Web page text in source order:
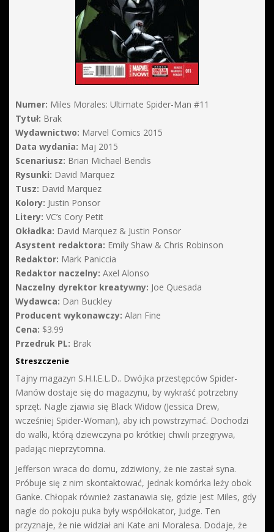
Numer: Miles Morales: Ultimate Spider-Man #11
Tytuł: Brak
Wydawnictwo: Marvel Comics 2015
Data wydania: Maj 2015
Scenariusz: Brian Michael Bendis
Rysunki: David Marquez
Tusz: David Marquez
Kolory: Justin Ponsor
Litery: VC’s Cory Petit
Okładka: David Marquez & Justin Ponsor
Asystent redaktora: Emily Shaw & Chris Robinson
Redaktor: Mark Paniccia
Redaktor naczelny: Axel Alonso
Naczelny dyrektor kreatywny: Joe Quesada
Wydawca: Dan Buckley
Producent wykonawczy: Alan Fine
Cena: $3.99
Przedruk PL: Brak
Streszczenie
Tajny magazyn S.H.I.E.L.D.. Dwójka przestępców Spider-
Manów dostaje się do magazynu, by wykraść potrzebny
sprzęt. Nagle zjawia się Black Widow (Jessica Drew,
wcześniej Spider-Woman), aby ich powstrzymać. Dochodzi
do walki, którą dziewczyna po krótkiej chwili przegrywa,
padając nieprzytomna.
Jefferson wraca do domu, zdziwiony, że nie zastał syna.
Próbuje się z nim skontaktować, jednak komórka leży obok
Ganke. Chłopak również zastanawia się, gdzie jest Miles, gdy
nagle do pokoju puka były współlokator, Judge. Ten
przyznaje, że nie widział ani Kate ani Moralesa. Dodaje, że